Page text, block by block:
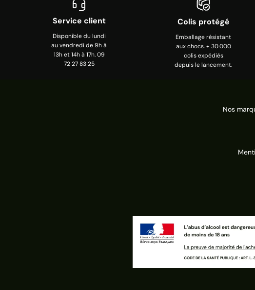
Service client
Disponible du lundi
au vendredi de 9h à
13h et 14h à 17h. 09
72 27 83 25
Colis protégé
Emballage résistant
aux chocs. + 30.000
colis expédiés
depuis le lancement.
Nos